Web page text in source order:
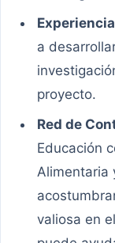
a
proyecto.
Red de
Educación
Alimentaria
valiosa en